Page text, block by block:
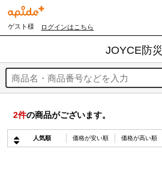
ゲスト様 ログインはこちら
JOYCE防災
2件の商品がございます。
人気順 価格が安い順 価格が高い順